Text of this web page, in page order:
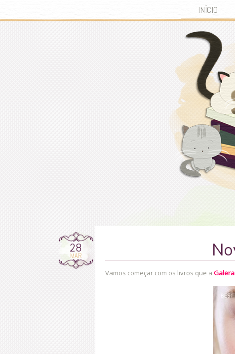
INÍCIO
28
MAR
Vamos começar com os livros que a